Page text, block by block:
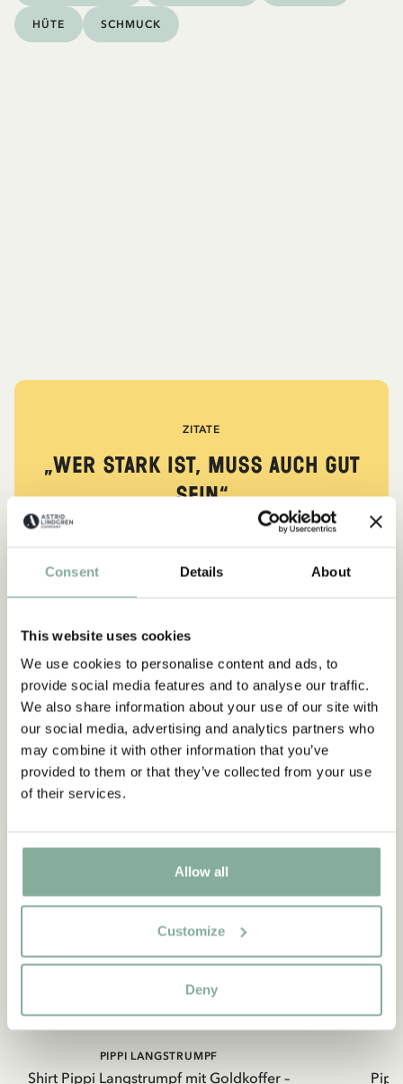
Consent Details About
This website uses cookies
We use cookies to personalise content and ads, to
provide social media features and to analyse our traffic.
We also share information about your use of our site with
our social media, advertising and analytics partners who
may combine it with other information that you’ve
provided to them or that they’ve collected from your use
of their services.
Allow all
Customize
Deny
HÜTE SCHMUCK
ZITATE
„Wer stark ist, muss auch gut
sein.“
aus Kennst du Pippi Langstrumpf?
NEU
Shirt Pippi Langstrumpf mit Goldkoffer –
PIPPI LANGSTRUMPF
-15%